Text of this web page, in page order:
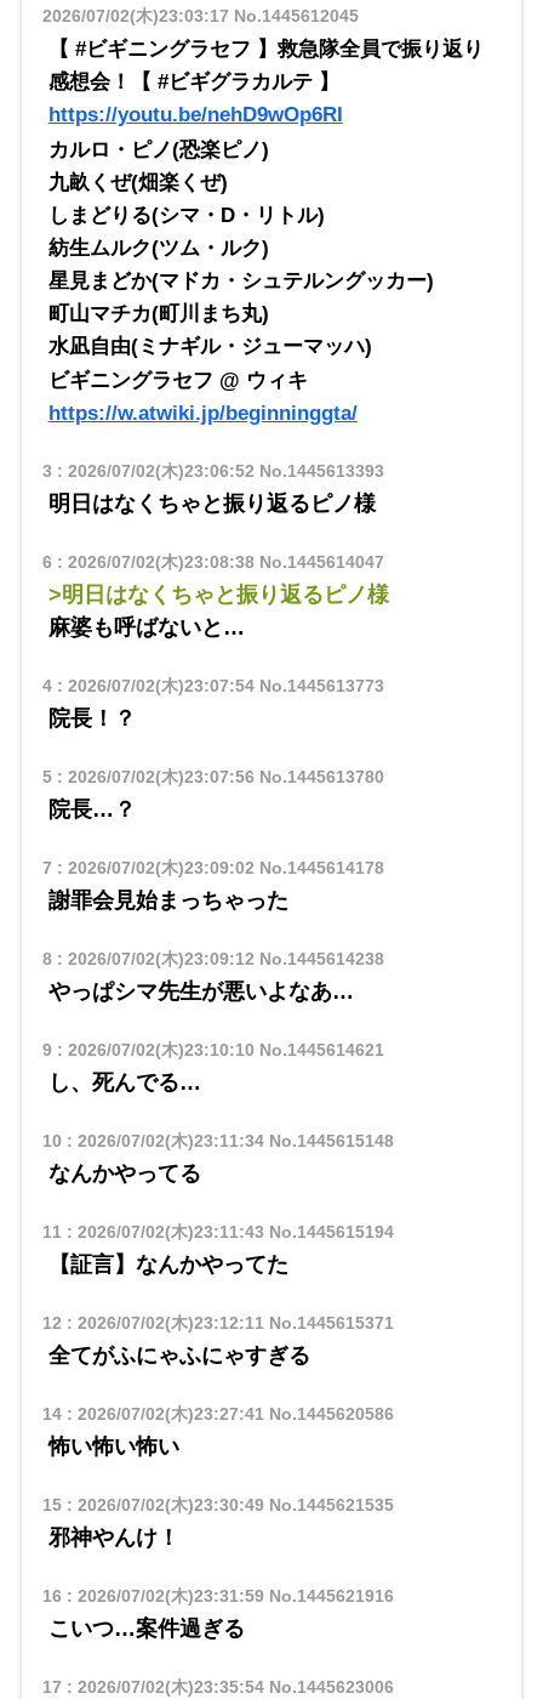
2026/07/02(木)23:03:17 No.1445612045
【 #ビギニングラセフ 】救急隊全員で振り返り
感想会！【 #ビギグラカルテ 】
https://youtu.be/nehD9wOp6RI
カルロ・ピノ(恐楽ピノ)
九畝くぜ(畑楽くぜ)
しまどりる(シマ・D・リトル)
紡生ムルク(ツム・ルク)
星見まどか(マドカ・シュテルングッカー)
町山マチカ(町川まち丸)
水凪自由(ミナギル・ジューマッハ)
ビギニングラセフ @ ウィキ
https://w.atwiki.jp/beginninggta/
3 : 2026/07/02(木)23:06:52 No.1445613393
明日はなくちゃと振り返るピノ様
6 : 2026/07/02(木)23:08:38No.1445614047
>明日はなくちゃと振り返るピノ様
麻婆も呼ばないと…
4: 2026/07/02(木)23:07:54No.1445613773
院長！？
5: 2026/07/02(木)23:07:56 No.1445613780
院長…？
7 : 2026/07/02(木)23:09:02 No.1445614178
謝罪会見始まっちゃった
8: 2026/07/02(木)23:09:12 No.1445614238
やっぱシマ先生が悪いよなあ…
9: 2026/07/02(木)23:10:10 No.1445614621
し、死んでる…
10 : 2026/07/02(木)23:11:34No.1445615148
なんかやってる
11: 2026/07/02(木)23:11:43 No.1445615194
【証言】なんかやってた
12 : 2026/07/02(木)23:12:11No.1445615371
全てがふにゃふにゃすぎる
14: 2026/07/02(木)23:27:41No.1445620586
怖い怖い怖い
15: 2026/07/02(木)23:30:49No.1445621535
邪神やんけ！
16 : 2026/07/02(木)23:31:59No.1445621916
こいつ…案件過ぎる
17 : 2026/07/02(木)23:35:54No.1445623006